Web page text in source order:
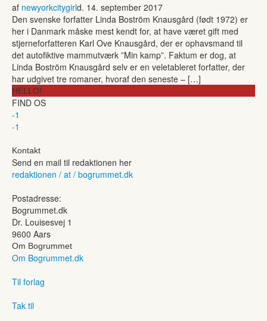
af newyorkcitygirld. 14. september 2017
Den svenske forfatter Linda Boström Knausgård (født 1972) er
her i Danmark måske mest kendt for, at have været gift med
stjerneforfatteren Karl Ove Knausgård, der er ophavsmand til
det autofiktive mammutværk ”Min kamp”. Faktum er dog, at
Linda Boström Knausgård selv er en veletableret forfatter, der
har udgivet tre romaner, hvoraf den seneste – […]
HELLO!
FIND OS
-1
-1
Kontakt
Send en mail til redaktionen her
redaktionen / at / bogrummet.dk
Postadresse:
Bogrummet.dk
Dr. Louisesvej 1
9600 Aars
Om Bogrummet
Om Bogrummet.dk
Til forlag
Tak til